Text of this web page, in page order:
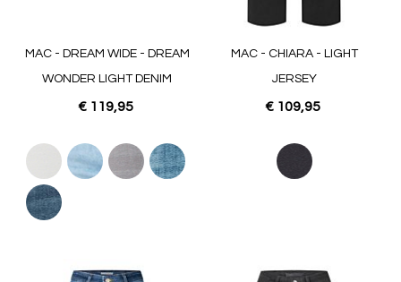
MAC - DREAM WIDE - DREAM
WONDER LIGHT DENIM
€ 119,95
MAC - CHIARA - LIGHT
JERSEY
€ 109,95